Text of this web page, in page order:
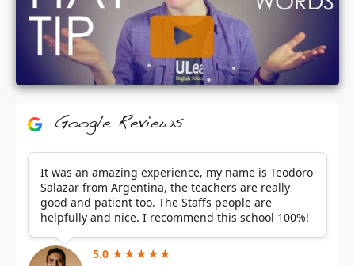
Google Reviews
It was an amazing experience, my name is Teodoro
Salazar from Argentina, the teachers are really
good and patient too. The Staffs people are
helpfully and nice. I recommend this school 100%!
5.0 ★★★★★